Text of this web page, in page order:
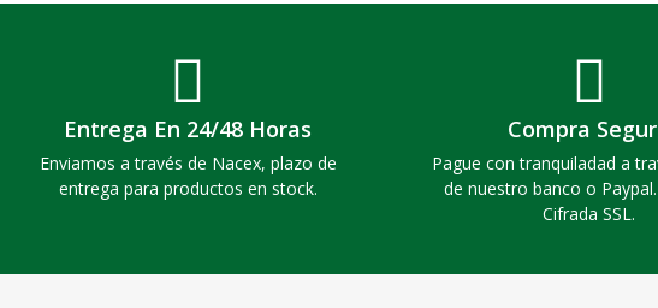
Entrega En 24/48 Horas
Enviamos a través de Nacex, plazo de
entrega para productos en stock.
Compra
Pague con tranquiladad a
de nuestro banco o
Cifrada SSL.